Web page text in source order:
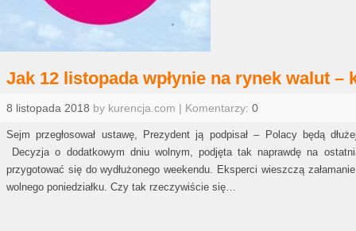
Jak 12 listopada wpłynie na rynek walut
8 listopada 2018 by kurencja.com | Komentarzy: 0
Sejm przegłosował ustawę, Prezydent ją podpisał – Polacy będą
Decyzja o dodatkowym dniu wolnym, podjęta tak naprawdę na
przygotować się do wydłużonego weekendu. Eksperci wieszczą
wolnego poniedziałku. Czy tak rzeczywiście się…